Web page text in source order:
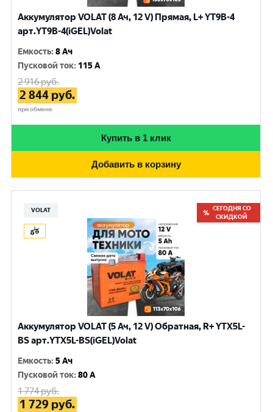
Аккумулятор VOLAT (8 Ач, 12 V) Прямая, L+ YT9B-4
арт.YT9B-4(iGEL)Volat
Емкость:8 Ач
Пусковой ток: 115 A
2 916руб.
2 844 руб.
при обмене
Купить в 1 клик
Добавить в корзину
VOLAT
СЕГОДНЯ СО
СКИДКОЙ
Аккумулятор VOLAT (5 Ач, 12 V) Обратная, R+ YTX5L-
BS арт.YTX5L-BS(iGEL)Volat
Емкость:5 Ач
Пусковой ток:80 A
1 774руб.
1 729 руб.